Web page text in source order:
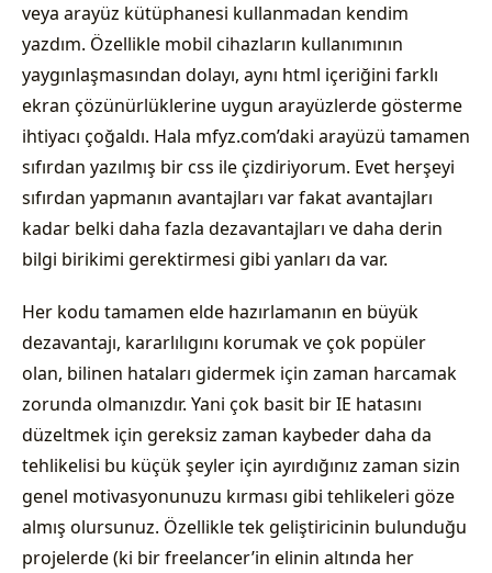
veya arayüz kütüphanesi kullanmadan kendim
yazdım. Özellikle mobil cihazların kullanımının
yaygınlaşmasından dolayı, aynı html içeriğini farklı
ekran çözünürlüklerine uygun arayüzlerde gösterme
ihtiyacı çoğaldı. Hala mfyz.com’daki arayüzü tamamen
sıfırdan yazılmış bir css ile çizdiriyorum. Evet herşeyi
sıfırdan yapmanın avantajları var fakat avantajları
kadar belki daha fazla dezavantajları ve daha derin
bilgi birikimi gerektirmesi gibi yanları da var.
Her kodu tamamen elde hazırlamanın en büyük
dezavantajı, kararlılıgını korumak ve çok popüler
olan, bilinen hataları gidermek için zaman harcamak
zorunda olmanızdır. Yani çok basit bir IE hatasını
düzeltmek için gereksiz zaman kaybeder daha da
tehlikelisi bu küçük şeyler için ayırdığınız zaman sizin
genel motivasyonunuzu kırması gibi tehlikeleri göze
almış olursunuz. Özellikle tek geliştiricinin bulunduğu
projelerde (ki bir freelancer’in elinin altında her